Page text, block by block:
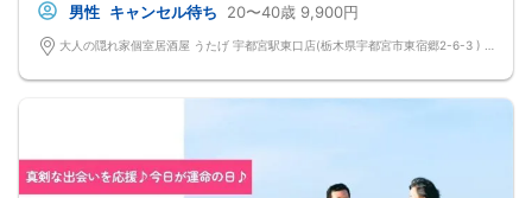
男性 キャンセル待ち 20〜40歳 9,900円